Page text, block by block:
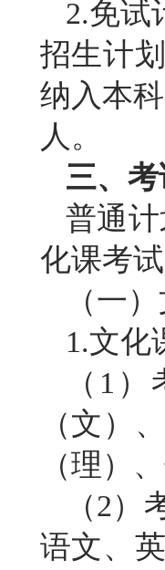
2.免试
招生计
纳入本
人。
三、
普通计
化课考
（一
1.文化
（ 1）
（文）
（理）
（2）
语文、